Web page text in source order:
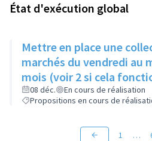
État d'exécution global
Mettre en place une
marchés du vendredi au
mois (voir 2 si cela
des produits frais pour
08 déc.
En cours de réalisation
Propositions en cours de
1 …